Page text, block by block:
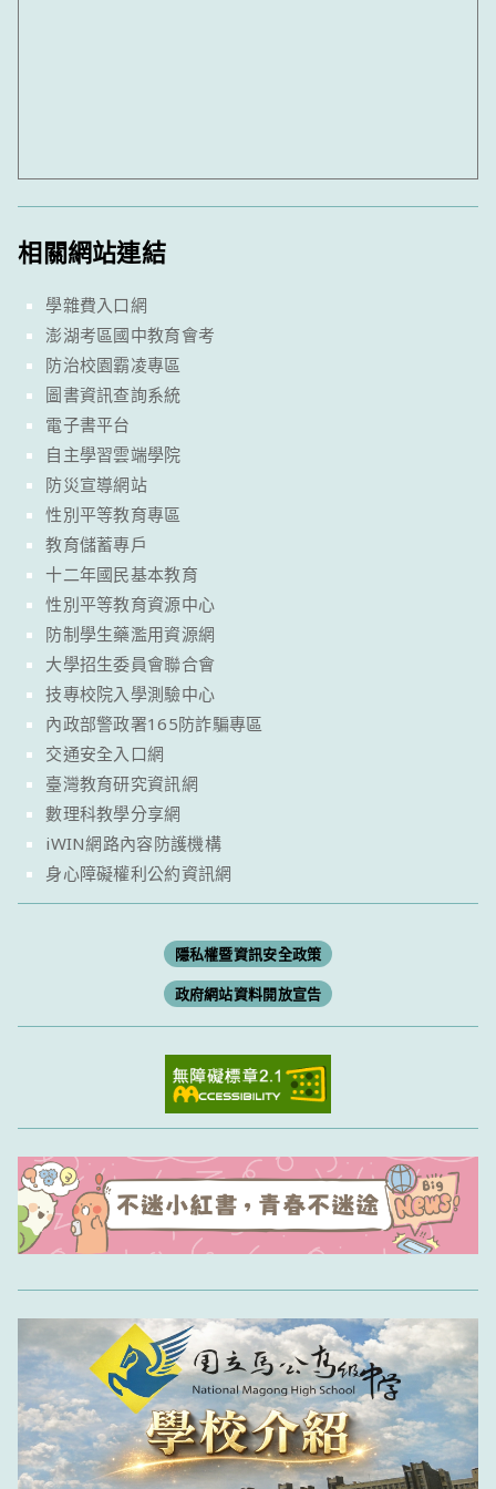
相關網站連結
學雜費入口網
澎湖考區國中教育會考
防治校園霸凌專區
圖書資訊查詢系統
電子書平台
自主學習雲端學院
防災宣導網站
性別平等教育專區
教育儲蓄專戶
十二年國民基本教育
性別平等教育資源中心
防制學生藥濫用資源網
大學招生委員會聯合會
技專校院入學測驗中心
內政部警政署165防詐騙專區
交通安全入口網
臺灣教育研究資訊網
數理科教學分享網
iWIN網路內容防護機構
身心障礙權利公約資訊網
隱私權暨資訊安全政策
政府網站資料開放宣告